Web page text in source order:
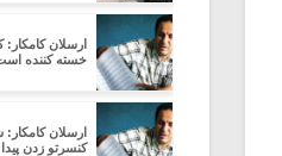
ارسلان کامکار:
خسته کننده
ارسلان
کنسرتو زدن